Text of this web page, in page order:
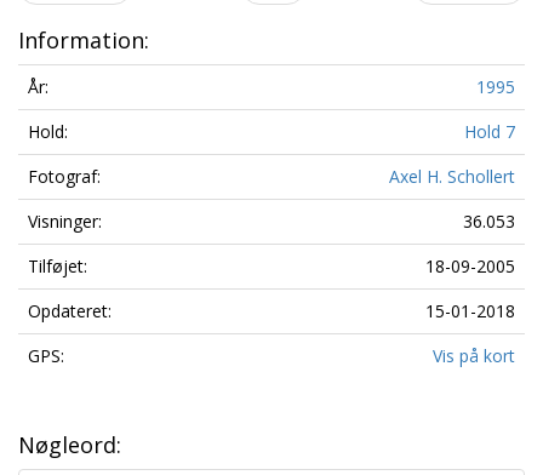
Information:
År:
1995
Hold:
Hold 7
Fotograf:
Axel H. Schollert
Visninger:
36.053
Tilføjet:
18-09-2005
Opdateret:
15-01-2018
GPS:
Vis på kort
Nøgleord: